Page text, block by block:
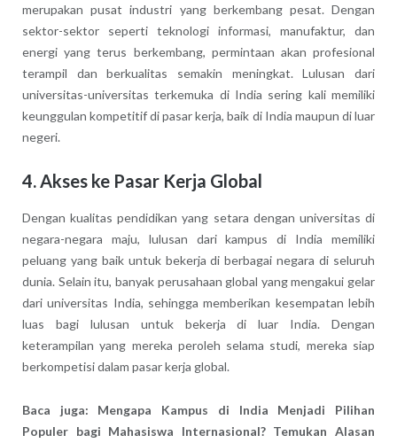
merupakan pusat industri yang berkembang pesat. Dengan
sektor-sektor seperti teknologi informasi, manufaktur, dan
energi yang terus berkembang, permintaan akan profesional
terampil dan berkualitas semakin meningkat. Lulusan dari
universitas-universitas terkemuka di India sering kali memiliki
keunggulan kompetitif di pasar kerja, baik di India maupun di luar
negeri.
4.Akses ke Pasar Kerja Global
Dengan kualitas pendidikan yang setara dengan universitas di
negara-negara maju, lulusan dari kampus di India memiliki
peluang yang baik untuk bekerja di berbagai negara di seluruh
dunia. Selain itu, banyak perusahaan global yang mengakui gelar
dari universitas India, sehingga memberikan kesempatan lebih
luas bagi lulusan untuk bekerja di luar India. Dengan
keterampilan yang mereka peroleh selama studi, mereka siap
berkompetisi dalam pasar kerja global.
Baca juga: Mengapa Kampus di India Menjadi Pilihan
Populer bagi Mahasiswa Internasional? Temukan Alasan